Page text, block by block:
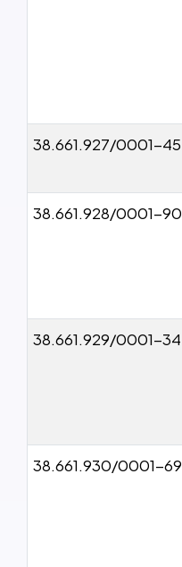
38.661.927/0001-45
38.661.928/0001-90
38.661.929/0001-34
38.661.930/0001-69